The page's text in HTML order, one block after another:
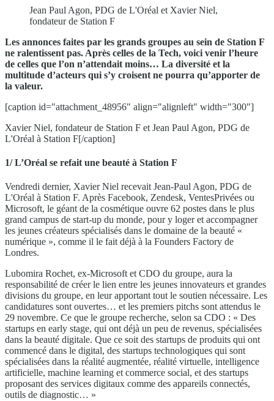
Jean Paul Agon, PDG de L'Oréal et Xavier Niel,
fondateur de Station F
Les annonces faites par les grands groupes au sein de Station F
ne ralentissent pas. Après celles de la Tech, voici venir l’heure
de celles que l’on n’attendait moins… La diversité et la
multitude d’acteurs qui s’y croisent ne pourra qu’apporter de
la valeur.
[caption id="attachment_48956" align="alignleft" width="300"]
Xavier Niel, fondateur de Station F et Jean Paul Agon, PDG de
L'Oréal à Station F[/caption]
1/ L’Oréal se refait une beauté à Station F
Vendredi dernier, Xavier Niel recevait Jean-Paul Agon, PDG de
L'Oréal à Station F. Après Facebook, Zendesk, VentesPrivées ou
Microsoft, le géant de la cosmétique ouvre 62 postes dans le plus
grand campus de start-up du monde, pour y loger et accompagner
les jeunes créateurs spécialisés dans le domaine de la beauté «
numérique », comme il le fait déjà à la Founders Factory de
Londres.
Lubomira Rochet, ex-Microsoft et CDO du groupe, aura la
responsabilité de créer le lien entre les jeunes innovateurs et grandes
divisions du groupe, en leur apportant tout le soutien nécessaire. Les
candidatures sont ouvertes… et les premiers pitchs sont attendus le
29 novembre. Ce que le groupe recherche, selon sa CDO : « Des
startups en early stage, qui ont déjà un peu de revenus, spécialisées
dans la beauté digitale. Que ce soit des startups de produits qui ont
commencé dans le digital, des startups technologiques qui sont
spécialisées dans la réalité augmentée, réalité virtuelle, intelligence
artificielle, machine learning et commerce social, et des startups
proposant des services digitaux comme des appareils connectés,
outils de diagnostic… »